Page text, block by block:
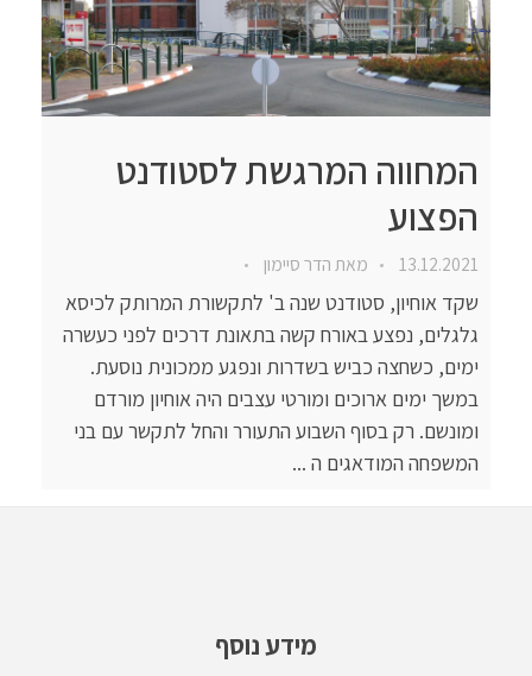
המחווה המרגשת לסטודנט
הפצוע
13.12.2021 מאתהדר סיימון
שקד אוחיון, סטודנט שנה ב' לתקשורת המרותק לכיסא
גלגלים, נפצע באורח קשה בתאונת דרכים לפני כעשרה
ימים, כשחצה כביש בשדרות ונפגע ממכונית נוסעת.
במשך ימים ארוכים ומורטי עצבים היה אוחיון מורדם
ומונשם. רק בסוף השבוע התעורר והחל לתקשר עם בני
המשפחה המודאגים ה ...
מידע נוסף